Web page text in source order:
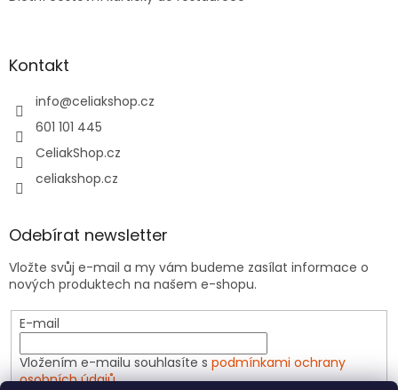
Kontakt
info@celiakshop.cz
601 101 445
CeliakShop.cz
celiakshop.cz
Odebírat newsletter
Vložte svůj e-mail a my vám budeme zasílat informace o
nových produktech na našem e-shopu.
E-mail
Vložením e-mailu souhlasíte s podmínkami ochrany
osobních údajů